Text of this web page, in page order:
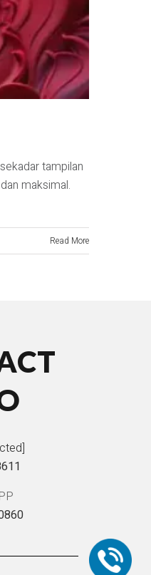
tampilan
maksimal.
Read More